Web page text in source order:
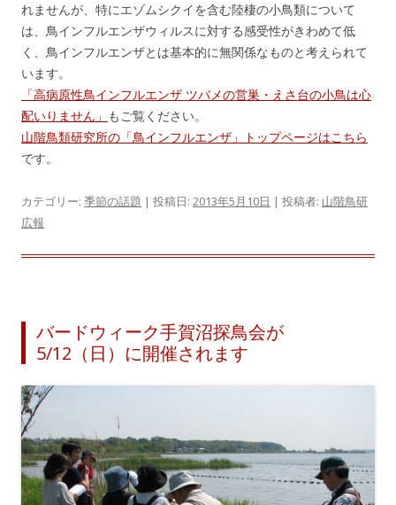
れませんが、特にエゾムシクイを含む陸棲の小鳥類について
は、鳥インフルエンザウィルスに対する感受性がきわめて低
く、鳥インフルエンザとは基本的に無関係なものと考えられて
います。
「高病原性鳥インフルエンザ ツバメの営巣・えさ台の小鳥は心
配いりません」 もご覧ください。
山階鳥類研究所の「鳥インフルエンザ」トップページはこちら
です。
カテゴリー: 季節の話題 | 投稿日: 2013年5月10日 | 投稿者: 山階鳥研
広報
バードウィーク手賀沼探鳥会が
5/12（日）に開催されます